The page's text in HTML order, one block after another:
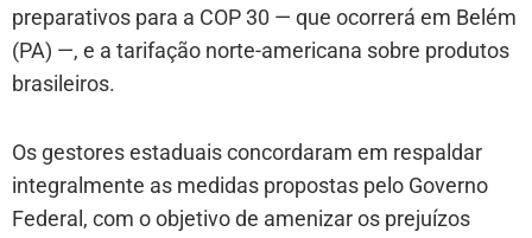
preparativos para a COP 30 — que ocorrerá em Belém
(PA) —, e a tarifação norte-americana sobre produtos
brasileiros.
Os gestores estaduais concordaram em respaldar
integralmente as medidas propostas pelo Governo
Federal, com o objetivo de amenizar os prejuízos